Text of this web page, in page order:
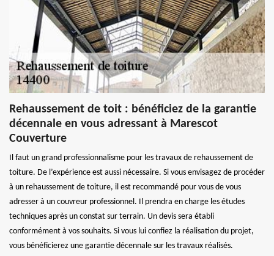
Rehaussement de toit : bénéficiez de la garantie
décennale en vous adressant à Marescot
Couverture
Il faut un grand professionnalisme pour les travaux de rehaussement de
toiture. De l’expérience est aussi nécessaire. Si vous envisagez de procéder
à un rehaussement de toiture, il est recommandé pour vous de vous
adresser à un couvreur professionnel. Il prendra en charge les études
techniques après un constat sur terrain. Un devis sera établi
conformément à vos souhaits. Si vous lui confiez la réalisation du projet,
vous bénéficierez une garantie décennale sur les travaux réalisés.